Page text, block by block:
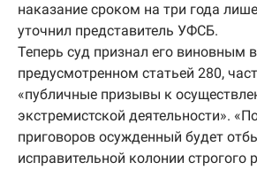
наказание сроком на три года
уточнил представитель УФСБ.
Теперь суд признал его виновным
предусмотренном статьей 280,
«публичные призывы к
экстремистской деятельности».
приговоров осужденный будет
исправительной колонии строгого